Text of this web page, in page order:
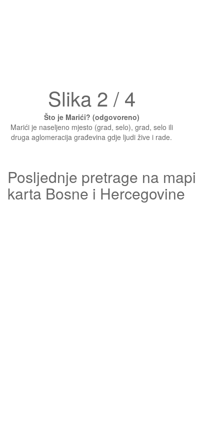
Slika 2 / 4
Što je Marići? (odgovoreno)
Marići je naseljeno mjesto (grad, selo), grad, selo ili
druga aglomeracija građevina gdje ljudi žive i rade.
Posljednje pretrage na mapi
karta Bosne i Hercegovine